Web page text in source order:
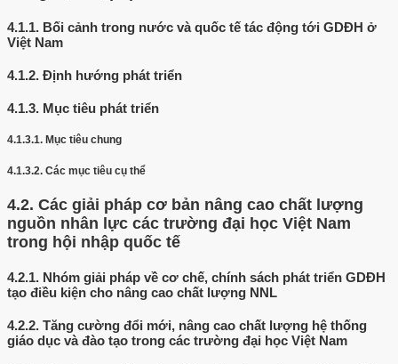
4.1.1. Bối cảnh trong nước và quốc tế tác động tới GDĐH ở
Việt Nam
4.1.2. Định hướng phát triển
4.1.3. Mục tiêu phát triển
4.1.3.1. Mục tiêu chung
4.1.3.2. Các mục tiêu cụ thể
4.2. Các giải pháp cơ bản nâng cao chất lượng
nguồn nhân lực các trường đại học Việt Nam
trong hội nhập quốc tế
4.2.1. Nhóm giải pháp về cơ chế, chính sách phát triển GDĐH
tạo điều kiện cho nâng cao chất lượng NNL
4.2.2. Tăng cường đổi mới, nâng cao chất lượng hệ thống
giáo dục và đào tạo trong các trường đại học Việt Nam